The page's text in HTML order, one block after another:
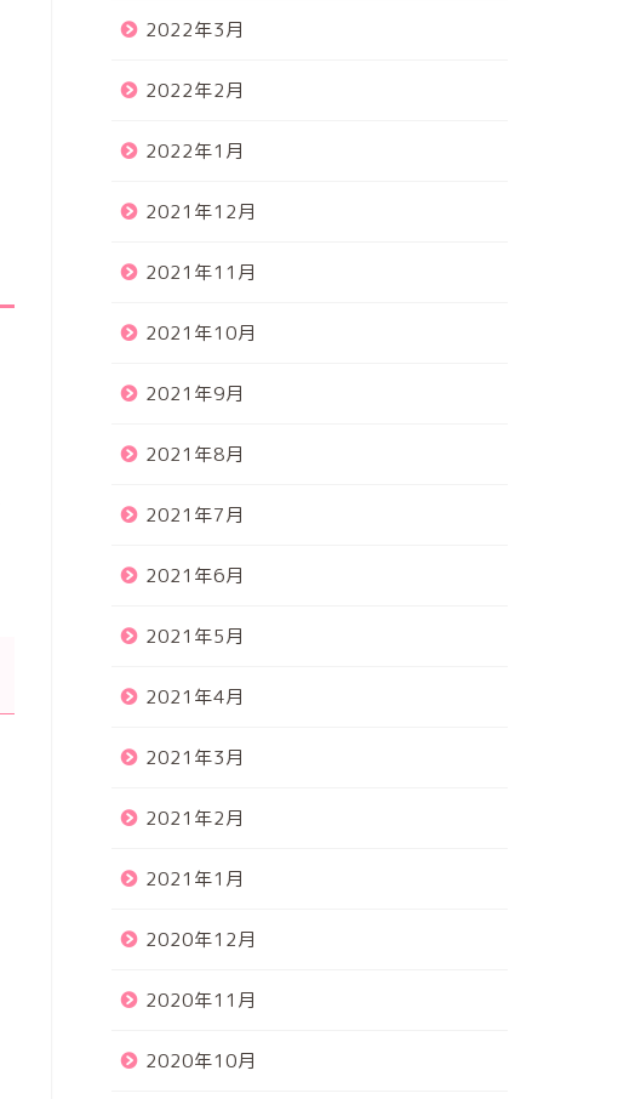
2022年3月
2022年2月
2022年1月
2021年12月
2021年11月
2021年10月
2021年9月
2021年8月
2021年7月
2021年6月
2021年5月
2021年4月
2021年3月
2021年2月
2021年1月
2020年12月
2020年11月
2020年10月